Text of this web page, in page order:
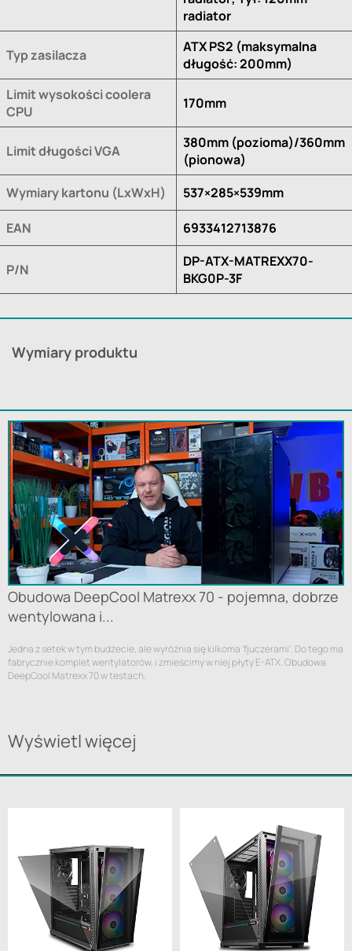
radiator
Typ zasilacza
ATX PS2 (maksymalna
długość: 200mm)
Limit wysokości coolera
CPU
170mm
Limit długości VGA
380mm (pozioma)/360mm
(pionowa)
Wymiary kartonu (LxWxH)
537×285×539mm
EAN 6933412713876
P/N
DP-ATX-MATREXX70-
BKG0P-3F
Wymiary produktu
Obudowa DeepCool Matrexx 70 - pojemna, dobrze
wentylowana i...
Jedna z setek w tym budżecie, ale wyróżnia się kilkoma 'fjuczerami'. Do tego ma
fabrycznie komplet wentylatorów, i zmieścimy w niej płyty E-ATX. Obudowa
DeepCool Matrexx 70 w testach.
Wyświetl więcej